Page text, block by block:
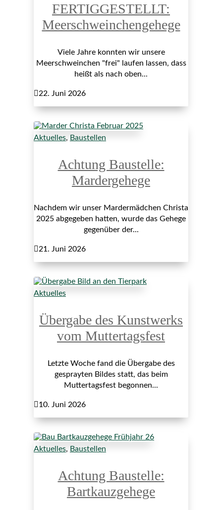
FERTIGGESTELLT:
Meerschweinchengehege
Viele Jahre konnten wir unsere
Meerschweinchen "frei" laufen lassen, dass
heißt als nach oben...
22. Juni 2026
Aktuelles, Baustellen
Achtung Baustelle:
Mardergehege
Nachdem wir unser Mardermädchen Christa
2025 abgegeben hatten, wurde das Gehege
gegenüber der...
21. Juni 2026
Aktuelles
Übergabe des Kunstwerks
vom Muttertagsfest
Letzte Woche fand die Übergabe des
gesprayten Bildes statt, das beim
Muttertagsfest begonnen...
10. Juni 2026
Aktuelles, Baustellen
Achtung Baustelle:
Bartkauzgehege